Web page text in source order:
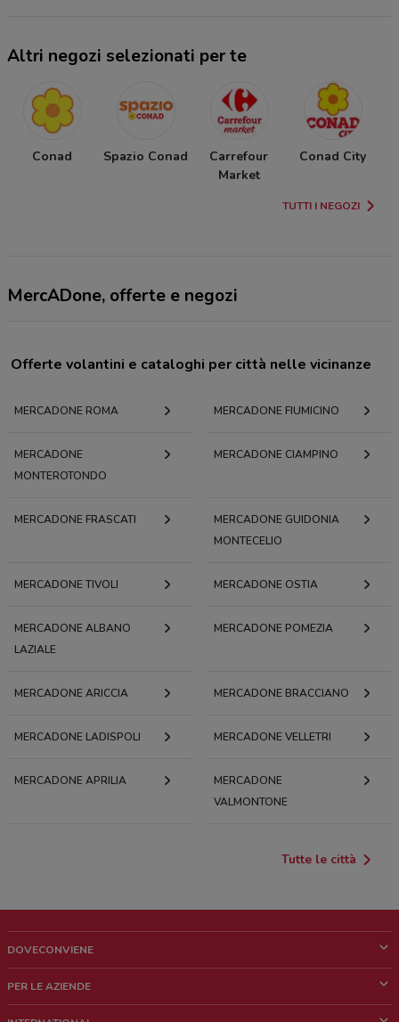
Altri negozi selezionati per te
Conad Spazio Conad
Carrefour
Market
Conad City
TUTTI I NEGOZI
MercADone, offerte e negozi
Offerte volantini e cataloghi per città nelle vicinanze
MERCADONE ROMA MERCADONE FIUMICINO
MERCADONE
MONTEROTONDO
MERCADONE CIAMPINO
MERCADONE FRASCATI
MERCADONE GUIDONIA
MONTECELIO
MERCADONE TIVOLI MERCADONE OSTIA
MERCADONE ALBANO
LAZIALE
MERCADONE POMEZIA
MERCADONE ARICCIA MERCADONE BRACCIANO
MERCADONE LADISPOLI MERCADONE VELLETRI
MERCADONE APRILIA
MERCADONE
VALMONTONE
Tutte le città
DOVECONVIENE
Chi siamo
PER LE AZIENDE